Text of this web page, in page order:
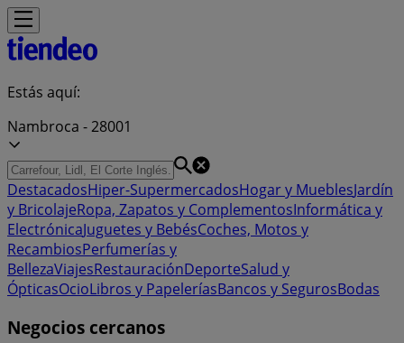
Estás aquí:
Nambroca - 28001
DestacadosHiper-SupermercadosHogar y MueblesJardín
y BricolajeRopa, Zapatos y ComplementosInformática y
ElectrónicaJuguetes y BebésCoches, Motos y
RecambiosPerfumerías y
BellezaViajesRestauraciónDeporteSalud y
ÓpticasOcioLibros y PapeleríasBancos y SegurosBodas
Negocios cercanos